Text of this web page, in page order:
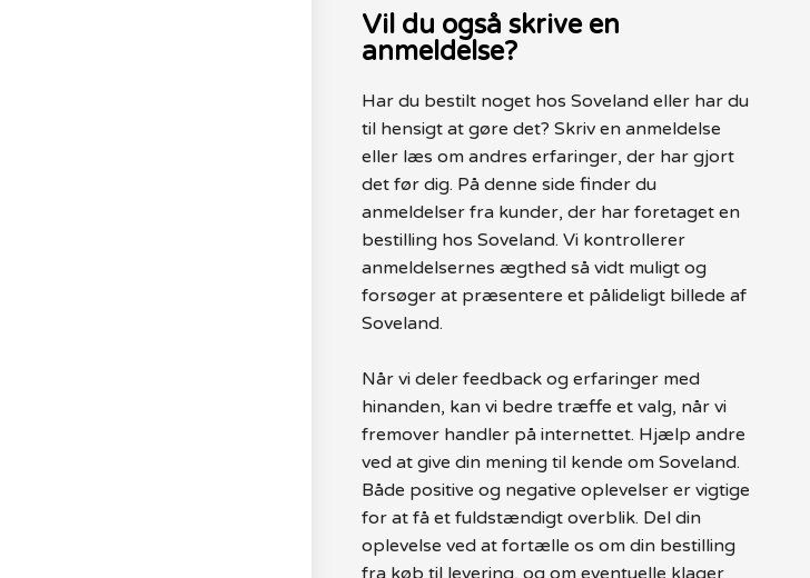
Vil du også skrive en
anmeldelse?
Har du bestilt noget hos Soveland eller har du
til hensigt at gøre det? Skriv en anmeldelse
eller læs om andres erfaringer, der har gjort
det før dig. På denne side finder du
anmeldelser fra kunder, der har foretaget en
bestilling hos Soveland. Vi kontrollerer
anmeldelsernes ægthed så vidt muligt og
forsøger at præsentere et pålideligt billede af
Soveland.
Når vi deler feedback og erfaringer med
hinanden, kan vi bedre træffe et valg, når vi
fremover handler på internettet. Hjælp andre
ved at give din mening til kende om Soveland.
Både positive og negative oplevelser er vigtige
for at få et fuldstændigt overblik. Del din
oplevelse ved at fortælle os om din bestilling